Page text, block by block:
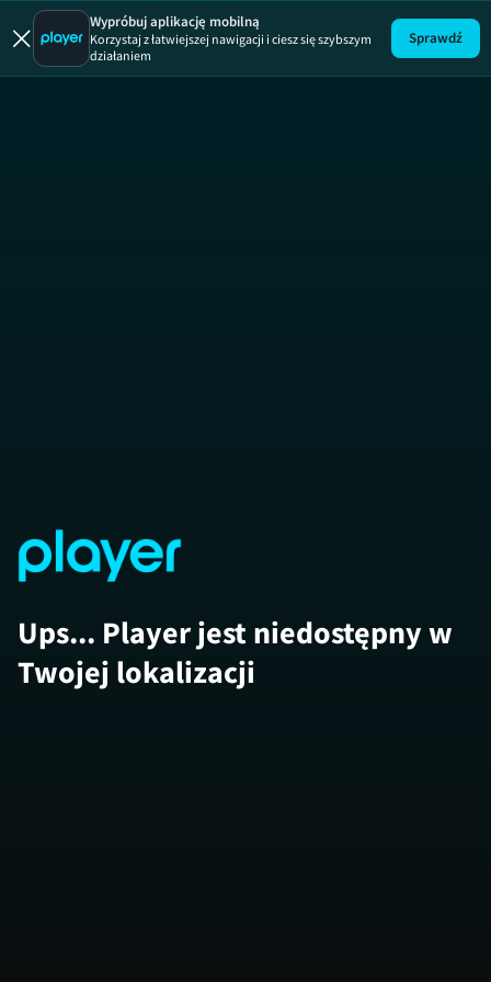
Wypróbuj aplikację mobilną
Korzystaj z łatwiejszej nawigacji i ciesz się szybszym
działaniem
Sprawdź
Ups... Player jest niedostępny w
Twojej lokalizacji